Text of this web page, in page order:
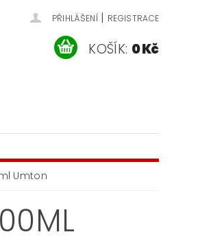
PŘIHLÁŠENÍ | REGISTRACE
KOŠÍK: 0 Kč
Umton